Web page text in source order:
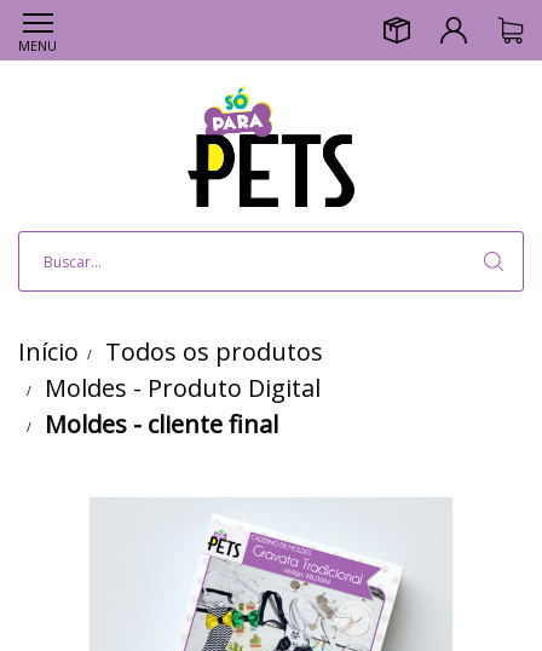
MENU
Início
Todos os produtos
Moldes - Produto Digital
Moldes - cliente final